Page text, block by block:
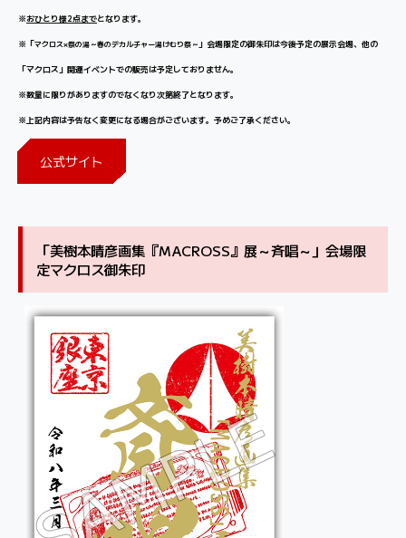
※おひとり様2点までとなります。
※「マクロス×祭の湯～春のデカルチャー湯けむり祭～ 」会場限定の御朱印は今後予定の展示会場、他の
「マクロス」関連イベントでの販売は予定しておりません。
※数量に限りがありますのでなくなり次第終了となります。
※上記内容は予告なく変更になる場合がございます。予めご了承ください。
公式サイト
「美樹本晴彦画集『MACROSS』展～斉唱～」会場限
定マクロス御朱印